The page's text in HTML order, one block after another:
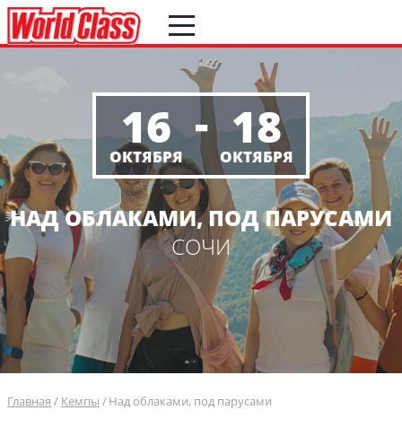
16
ОКТЯБРЯ
- 18
ОКТЯБРЯ
НАД ОБЛАКАМИ, ПОД ПАРУСАМИ
СОЧИ
Главная Кемпы Над облаками, под парусами